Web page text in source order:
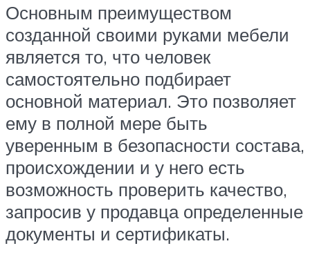
Основным преимуществом
созданной своими руками мебели
является то, что человек
самостоятельно подбирает
основной материал. Это позволяет
ему в полной мере быть
уверенным в безопасности состава,
происхождении и у него есть
возможность проверить качество,
запросив у продавца определенные
документы и сертификаты.